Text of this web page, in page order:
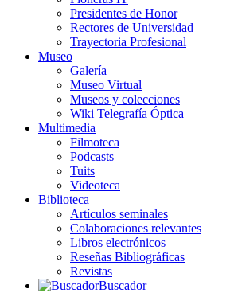
Presidentes de Honor
Rectores de Universidad
Trayectoria Profesional
Museo
Galería
Museo Virtual
Museos y colecciones
Wiki Telegrafía Óptica
Multimedia
Filmoteca
Podcasts
Tuits
Videoteca
Biblioteca
Artículos seminales
Colaboraciones relevantes
Libros electrónicos
Reseñas Bibliográficas
Revistas
Buscador